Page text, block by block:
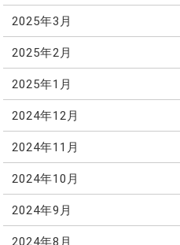
2025年3月
2025年2月
2025年1月
2024年12月
2024年11月
2024年10月
2024年9月
2024年8月